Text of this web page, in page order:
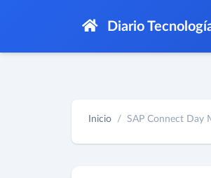
Diario
Inicio SAP Connect Day